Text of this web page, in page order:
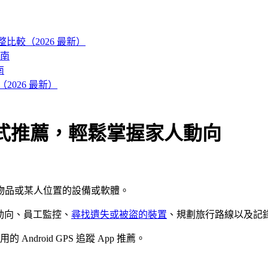
比較（2026 最新）
最新）
推薦，輕鬆掌握家人動向
或某人位置的設備或軟體。
、員工監控、 尋找遺失或被盜的裝置 、規劃旅行路線以及記
Android GPS 追蹤 App 推薦。